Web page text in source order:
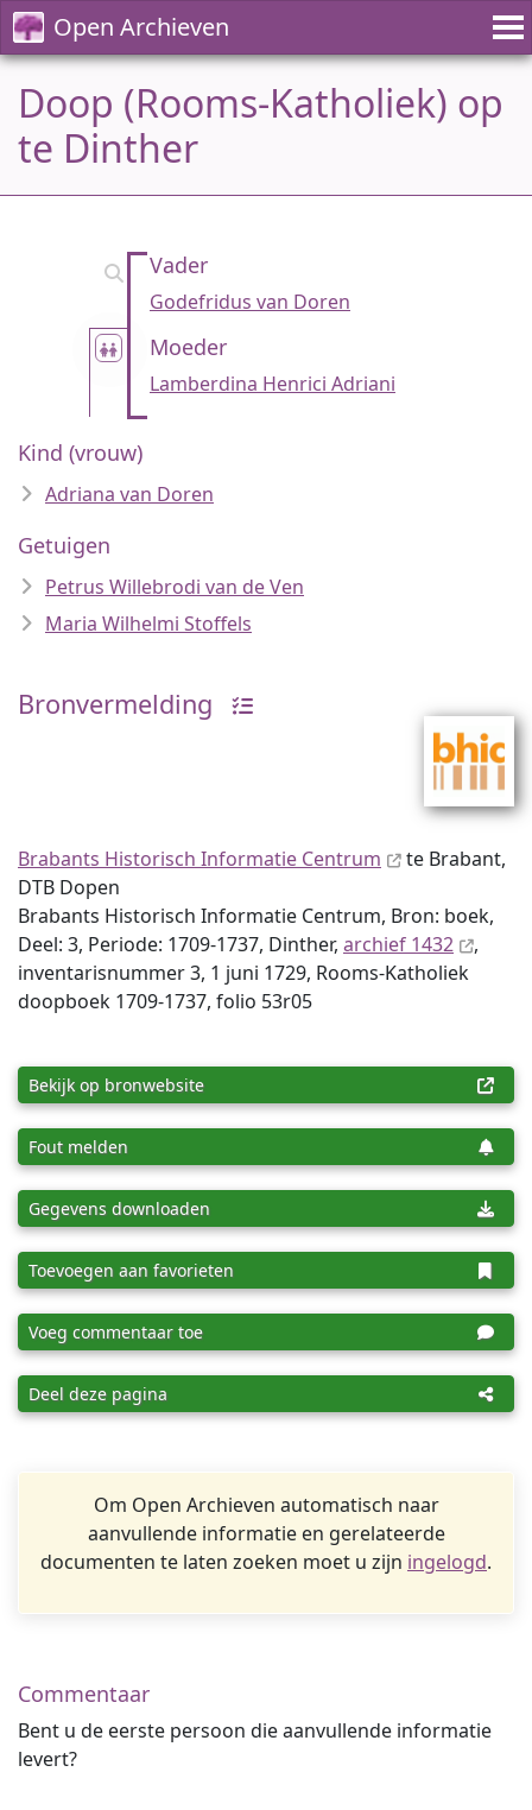
Open Archieven
Doop (Rooms-Katholiek) op
te Dinther
Vader
Godefridus van Doren
Moeder
Lamberdina Henrici Adriani
Kind (vrouw)
Adriana van Doren
Getuigen
Petrus Willebrodi van de Ven
Maria Wilhelmi Stoffels
Bronvermelding
Brabants Historisch Informatie Centrum
te Brabant,
DTB Dopen
Brabants Historisch Informatie Centrum, Bron: boek,
Deel: 3, Periode: 1709-1737, Dinther, archief 1432
,
inventaris­num­mer 3, 1 juni 1729, Rooms-Katholiek
doopboek 1709-1737, folio 53r05
Bekijk op bronwebsite
Fout melden
Gegevens downloaden
Toevoegen aan favorieten
Voeg commentaar toe
Deel deze pagina
Om Open Archieven automatisch naar
aanvullende informatie en gerelateerde
documenten te laten zoeken moet u zijn ingelogd.
Commentaar
Bent u de eerste persoon die aanvullende informatie
levert?